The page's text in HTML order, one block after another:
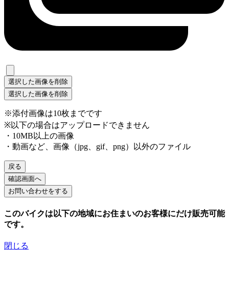
選択した画像を削除
選択した画像を削除
※添付画像は10枚までです
※以下の場合はアップロードできません
・10MB以上の画像
・動画など、画像（jpg、gif、png）以外のファイル
戻る
確認画面へ
このバイクは以下の地域にお住まいのお客様にだけ販売可能
です。
閉じる